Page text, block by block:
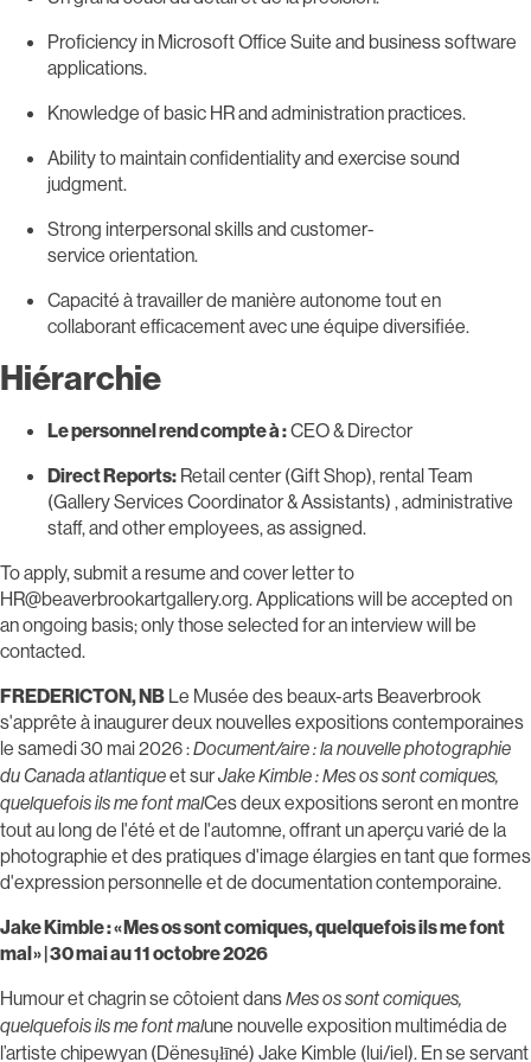
Proficiency in Microsoft Office Suite and business software
applications.
Knowledge of basic HR and administration practices.
Ability to maintain confidentiality and exercise sound
judgment.
Strong interpersonal skills and customer-
service orientation.
Capacité à travailler de manière autonome tout en
collaborant efficacement avec une équipe diversifiée.
Hiérarchie
Le personnel rend compte à :CEO & Director
Direct Reports: Retail center (Gift Shop), rental Team
(Gallery Services Coordinator & Assistants) , administrative
staff, and other employees, as assigned.
To apply, submit a resume and cover letter to
HR@beaverbrookartgallery.org. Applications will be accepted on
an ongoing basis; only those selected for an interview will be
contacted.
FREDERICTON, NB Le Musée des beaux-arts Beaverbrook
s'apprête à inaugurer deux nouvelles expositions contemporaines
le samedi 30 mai 2026 :Document/aire : la nouvelle photographie
du Canada atlantiqueet surJake Kimble : Mes os sont comiques,
quelquefois ils me font malCes deux expositions seront en montre
tout au long de l'été et de l'automne, offrant un aperçu varié de la
photographie et des pratiques d'image élargies en tant que formes
d'expression personnelle et de documentation contemporaine.
Jake Kimble : « Mes os sont comiques, quelquefois ils me font
mal » | 30 mai au 11 octobre 2026
Humour et chagrin se côtoient dansMes os sont comiques,
quelquefois ils me font malune nouvelle exposition multimédia de
l’artiste chipewyan (Dënesųłīné) Jake Kimble (lui/iel). En se servant